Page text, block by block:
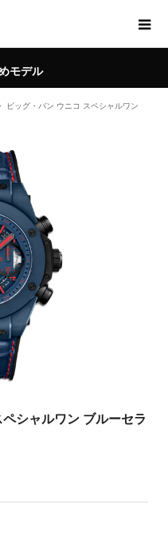
モデル
ビッグ・バン ウニコ スペシャルワン
シャルワン ブルーセラ